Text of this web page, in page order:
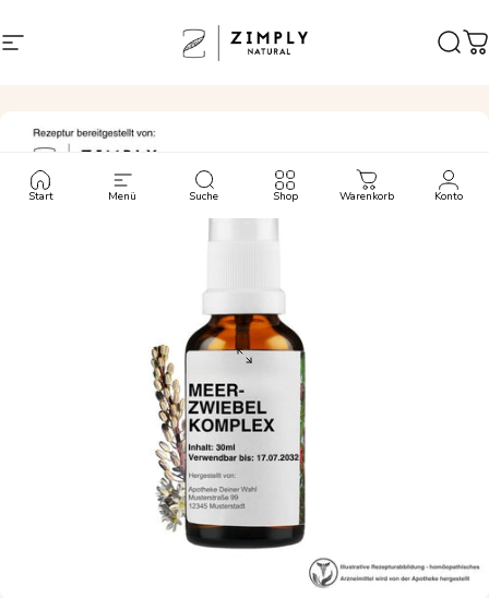
Seitennavigation
Zimply Natural
Start Menü Suche Shop Warenkorb Konto